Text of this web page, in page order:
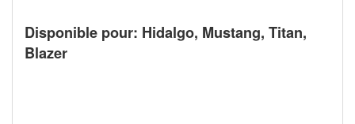
Disponible pour: Hidalgo, Mustang, Titan,
Blazer